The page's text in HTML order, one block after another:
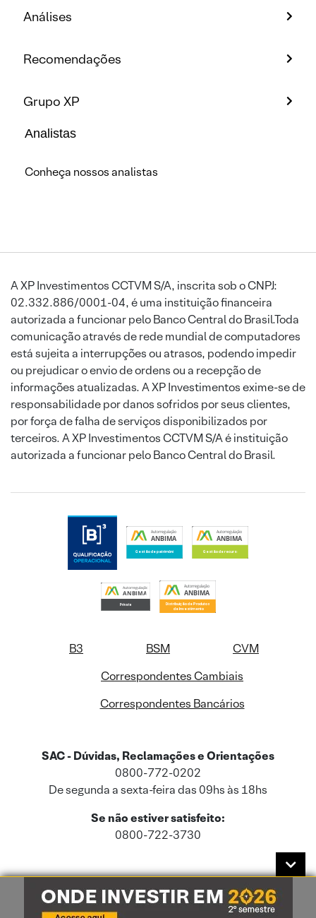
Análises
Recomendações
Grupo XP
Analistas
Conheça nossos analistas
A XP Investimentos CCTVM S/A, inscrita sob o CNPJ:
02.332.886/0001-04, é uma instituição financeira
autorizada a funcionar pelo Banco Central do Brasil.Toda
comunicação através de rede mundial de computadores
está sujeita a interrupções ou atrasos, podendo impedir
ou prejudicar o envio de ordens ou a recepção de
informações atualizadas. A XP Investimentos exime-se de
responsabilidade por danos sofridos por seus clientes,
por força de falha de serviços disponibilizados por
terceiros. A XP Investimentos CCTVM S/A é instituição
autorizada a funcionar pelo Banco Central do Brasil.
B3 BSM
CVM
Correspondentes Cambiais
Correspondentes Bancários
SAC - Dúvidas, Reclamações e Orientações
0800-772-0202
De segunda a sexta-feira das 09hs às 18hs
Se não estiver satisfeito:
0800-722-3730
Este site usa cookies e dados pessoais de acordo com a nossaPolítica de
Cookies
e a nossaPolítica de Privacidade.